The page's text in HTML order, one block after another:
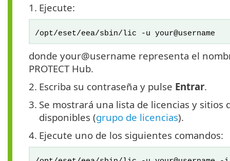
1. Ejecute:
/opt/eset/eea/sbin/lic -u your@username
donde your@username representa el
PROTECT Hub.
2. Escriba su contraseña y pulse Entrar.
3. Se mostrará una lista de licencias y sitios
disponibles (grupo de licencias).
4. Ejecute uno de los siguientes comandos: